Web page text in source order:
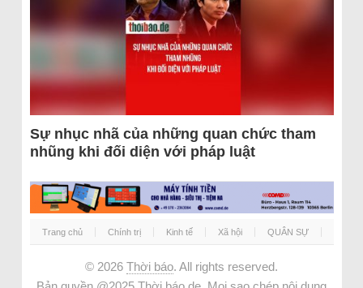
Sự nhục nhã của những quan chức tham
nhũng khi đối diện với pháp luật
Trang chủ Chính trị Kinh tế Xã hội QUÂN SỰ
© 2026 Thời báo. All rights reserved.